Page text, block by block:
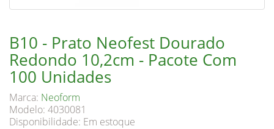
B10 - Prato Neofest Dourado
Redondo 10,2cm - Pacote Com
100 Unidades
Marca: Neoform
Modelo: 4030081
Disponibilidade: Em estoque